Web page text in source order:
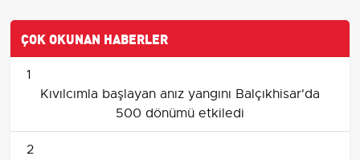
ÇOK OKUNAN HABERLER
1
Kıvılcımla başlayan anız yangını Balçıkhisar'da
500 dönümü etkiledi
2